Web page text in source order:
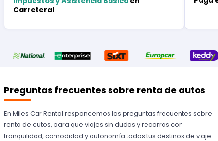
Carretera!
Preguntas frecuentes sobre renta de autos
En Miles Car Rental respondemos las preguntas frecuentes sobre
renta de autos, para que viajes sin dudas y recorras con
tranquilidad, comodidad y autonomía todos tus destinos de viaje.